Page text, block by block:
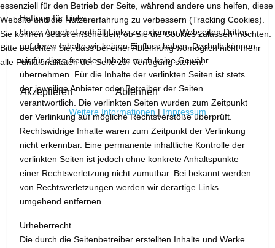
Haftung für Links
Unser Angebot enthält Links zu externen Webseiten Dritter,
auf deren Inhalte wir keinen Einfluss haben. Deshalb können
wir für diese fremden Inhalte auch keine Gewähr
übernehmen. Für die Inhalte der verlinkten Seiten ist stets
der jeweilige Anbieter oder Betreiber der Seiten
verantwortlich. Die verlinkten Seiten wurden zum Zeitpunkt
der Verlinkung auf mögliche Rechtsverstöße überprüft.
Rechtswidrige Inhalte waren zum Zeitpunkt der Verlinkung
nicht erkennbar. Eine permanente inhaltliche Kontrolle der
verlinkten Seiten ist jedoch ohne konkrete Anhaltspunkte
einer Rechtsverletzung nicht zumutbar. Bei bekannt werden
von Rechtsverletzungen werden wir derartige Links
umgehend entfernen.
Urheberrecht
Die durch die Seitenbetreiber erstellten Inhalte und Werke
essenziell für den Betrieb der Seite, während andere uns helfen, diese
Website und die Nutzererfahrung zu verbessern (Tracking Cookies).
Sie können selbst entscheiden, ob Sie die Cookies zulassen möchten.
Bitte beachten Sie, dass bei einer Ablehnung womöglich nicht mehr
alle Funktionalitäten der Seite zur Verfügung stehen.
Akzeptieren Ablehnen
Weitere Informationen | Impressum